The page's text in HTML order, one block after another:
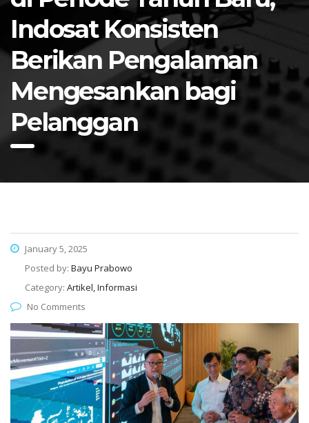
Indosat Konsisten
Berikan Pengalaman
Mengesankan bagi
Pelanggan
January 5, 2025
Posted by: Bayu Prabowo
Category: Artikel, Informasi
No Comments